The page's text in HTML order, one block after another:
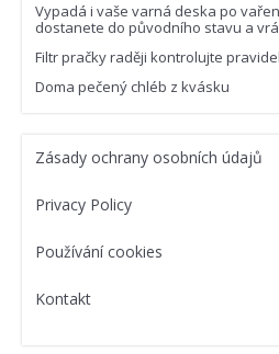
Vypadá i vaše varná deska po
dostanete do původního stavu a
Filtr pračky raději kontrolujte
Doma pečený chléb z kvásku
Zásady ochrany osobních údajů
Privacy Policy
Používání cookies
Kontakt